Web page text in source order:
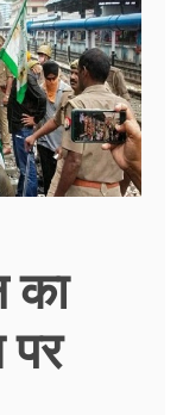
का